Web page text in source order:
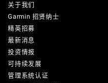
关于我们
Garmin 招贤纳士
精英招募
最新消息
投资情报
可持续发展
管理系统认证